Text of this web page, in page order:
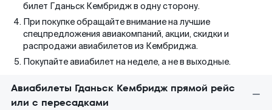
билет Гданьск Кембридж в одну сторону.
При покупке обращайте внимание на лучшие
спецпредложения авиакомпаний, акции, скидки и
распродажи авиабилетов из Кембриджа.
Покупайте авиабилет на неделе, а не в выходные.
Авиабилеты Гданьск Кембридж прямой рейс
или с пересадками